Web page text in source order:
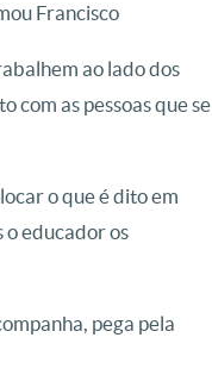
Francisco
ao lado dos
com as pessoas que se
o que é dito em
o educador os
pega pela